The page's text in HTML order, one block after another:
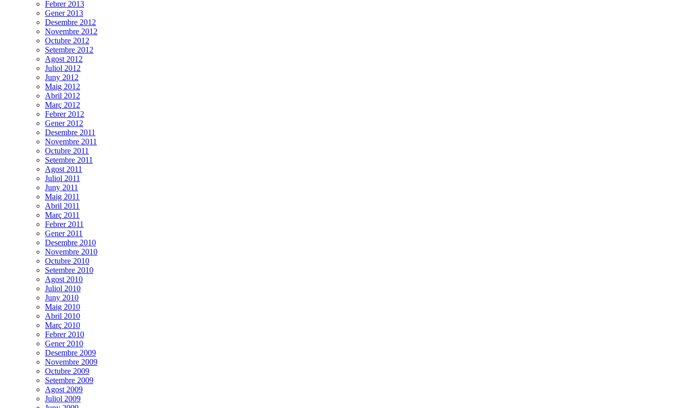
Febrer 2013
Gener 2013
Desembre 2012
Novembre 2012
Octubre 2012
Setembre 2012
Agost 2012
Juliol 2012
Juny 2012
Maig 2012
Abril 2012
Març 2012
Febrer 2012
Gener 2012
Desembre 2011
Novembre 2011
Octubre 2011
Setembre 2011
Agost 2011
Juliol 2011
Juny 2011
Maig 2011
Abril 2011
Març 2011
Febrer 2011
Gener 2011
Desembre 2010
Novembre 2010
Octubre 2010
Setembre 2010
Agost 2010
Juliol 2010
Juny 2010
Maig 2010
Abril 2010
Març 2010
Febrer 2010
Gener 2010
Desembre 2009
Novembre 2009
Octubre 2009
Setembre 2009
Agost 2009
Juliol 2009